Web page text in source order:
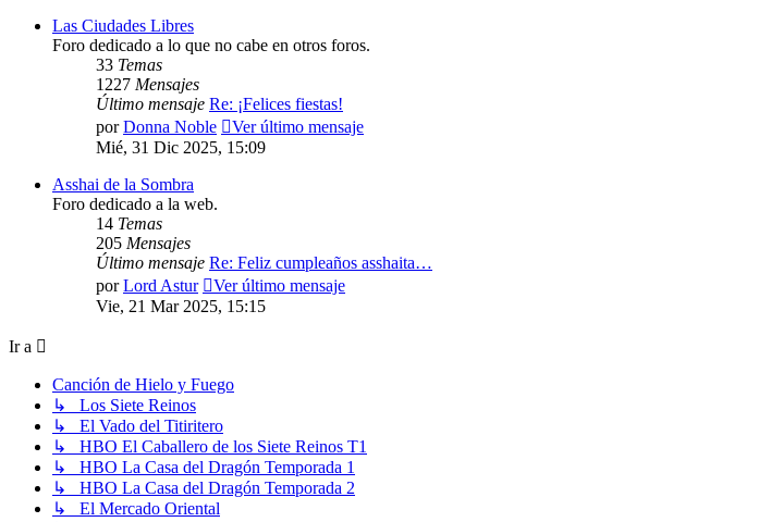
Las Ciudades Libres
Foro dedicado a lo que no cabe en otros foros.
33 Temas
1227 Mensajes
Último mensaje Re: ¡Felices fiestas!
porDonna Noble
Ver último mensaje
Mié, 31 Dic 2025, 15:09
Asshai de la Sombra
Foro dedicado a la web.
14 Temas
205 Mensajes
Último mensaje Re: Feliz cumpleaños asshaita…
porLord Astur
Ver último mensaje
Vie, 21 Mar 2025, 15:15
Ir a
Canción de Hielo y Fuego
↳ Los Siete Reinos
↳ El Vado del Titiritero
↳ HBO El Caballero de los Siete Reinos T1
↳ HBO La Casa del Dragón Temporada 1
↳ HBO La Casa del Dragón Temporada 2
↳ El Mercado Oriental